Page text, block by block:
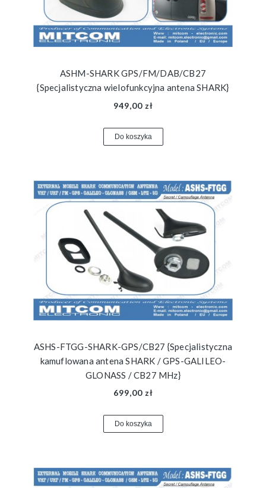
ASHM-SHARK GPS/FM/DAB/CB27
{Specjalistyczna wielofunkcyjna antena SHARK}
949,00 zł
Do koszyka
ASHS-FTGG-SHARK-GPS/CB27 {Specjalistyczna
kamuflowana antena SHARK / GPS-GALILEO-
GLONASS / CB27 MHz}
699,00 zł
Do koszyka